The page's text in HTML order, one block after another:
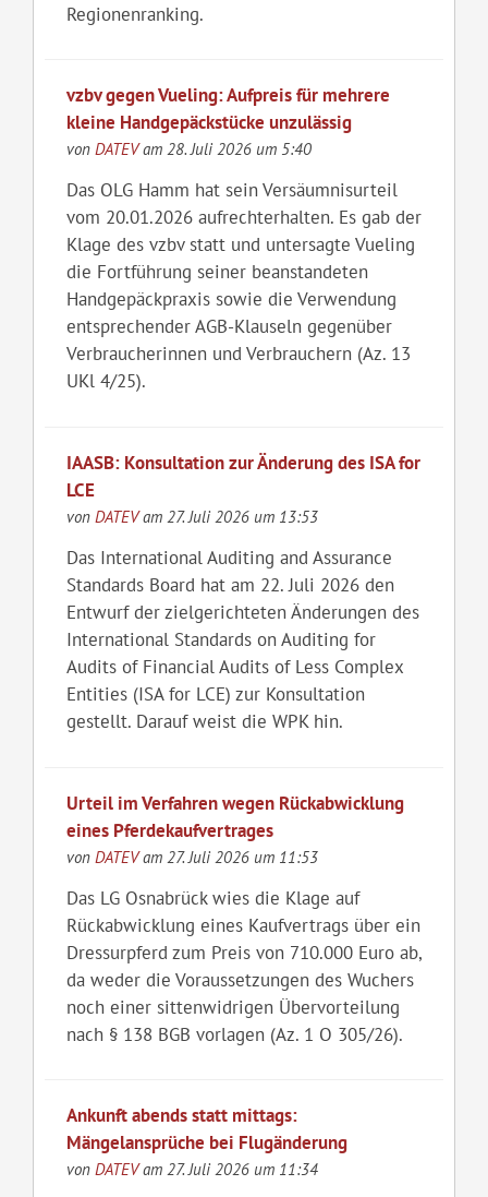
Regionenranking.
vzbv gegen Vueling: Aufpreis für mehrere
kleine Handgepäckstücke unzulässig
von DATEVam 28. Juli 2026 um 5:40
Das OLG Hamm hat sein Versäumnisurteil
vom 20.01.2026 aufrechterhalten. Es gab der
Klage des vzbv statt und untersagte Vueling
die Fortführung seiner beanstandeten
Handgepäckpraxis sowie die Verwendung
entsprechender AGB-Klauseln gegenüber
Verbraucherinnen und Verbrauchern (Az. 13
UKl 4/25).
IAASB: Konsultation zur Änderung des ISA for
LCE
von DATEVam 27. Juli 2026 um 13:53
Das International Auditing and Assurance
Standards Board hat am 22. Juli 2026 den
Entwurf der zielgerichteten Änderungen des
International Standards on Auditing for
Audits of Financial Audits of Less Complex
Entities (ISA for LCE) zur Konsultation
gestellt. Darauf weist die WPK hin.
Urteil im Verfahren wegen Rückabwicklung
eines Pferdekaufvertrages
von DATEVam 27. Juli 2026 um 11:53
Das LG Osnabrück wies die Klage auf
Rückabwicklung eines Kaufvertrags über ein
Dressurpferd zum Preis von 710.000 Euro ab,
da weder die Voraussetzungen des Wuchers
noch einer sittenwidrigen Übervorteilung
nach § 138 BGB vorlagen (Az. 1 O 305/26).
Ankunft abends statt mittags:
Mängelansprüche bei Flugänderung
von DATEVam 27. Juli 2026 um 11:34